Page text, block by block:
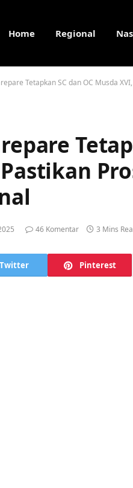
Home Regional
Tetapkan SC dan OC Musda
46 Komentar 3 Mins
Twitter Pinterest